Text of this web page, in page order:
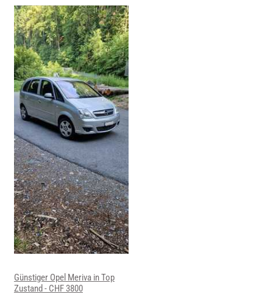
Günstiger Opel Meriva in Top
Zustand - CHF 3800